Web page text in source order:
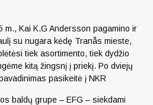
m., Kai K.G Andersson pagamino ir
su nugara kėdę Tranås mieste,
tiek asortimento, tiek dydžio
kitą žingsnį į priekį. Po dviejų
pasikeitė į NKR
baldų grupe – EFG – siekdami